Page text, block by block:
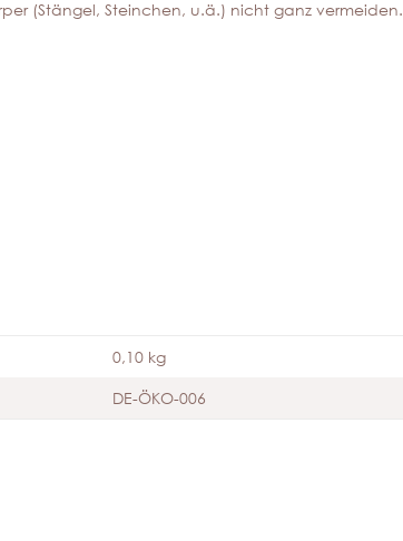
(Stängel, Steinchen, u.ä.) nicht ganz vermeiden.
0,10 kg
DE-ÖKO-006